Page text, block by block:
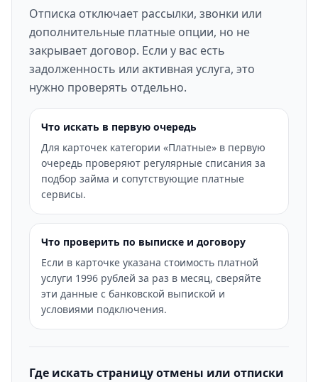
Отписка отключает рассылки, звонки или
дополнительные платные опции, но не
закрывает договор. Если у вас есть
задолженность или активная услуга, это
нужно проверять отдельно.
Что искать в первую очередь
Для карточек категории «Платные» в первую
очередь проверяют регулярные списания за
подбор займа и сопутствующие платные
сервисы.
Что проверить по выписке и договору
Если в карточке указана стоимость платной
услуги 1996 рублей за раз в месяц, сверяйте
эти данные с банковской выпиской и
условиями подключения.
Где искать страницу отмены или отписки